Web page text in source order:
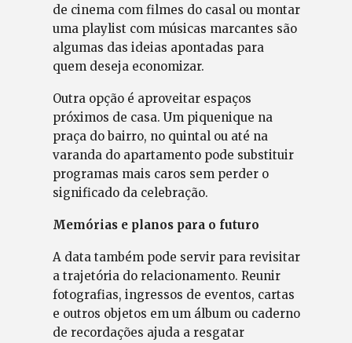
de cinema com filmes do casal ou montar
uma playlist com músicas marcantes são
algumas das ideias apontadas para
quem deseja economizar.
Outra opção é aproveitar espaços
próximos de casa. Um piquenique na
praça do bairro, no quintal ou até na
varanda do apartamento pode substituir
programas mais caros sem perder o
significado da celebração.
Memórias e planos para o futuro
A data também pode servir para revisitar
a trajetória do relacionamento. Reunir
fotografias, ingressos de eventos, cartas
e outros objetos em um álbum ou caderno
de recordações ajuda a resgatar